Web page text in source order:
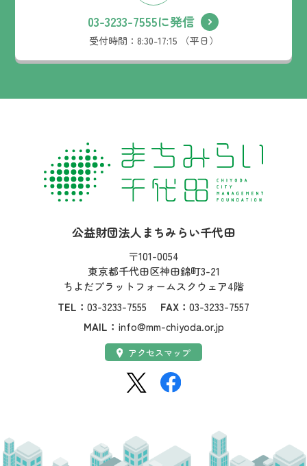
03-3233-7555に発信
受付時間： 8:30-17:15 （平日）
社名：
公益財団法人まちみらい千代田
住所：
〒101-0054
東京都千代田区神田錦町3-21
ちよだプラットフォームスクウェア4階
TEL： 03-3233-7555 FAX： 03-3233-7557
MAIL： info@mm-chiyoda.or.jp
アクセス：
アクセスマップ
SNS：